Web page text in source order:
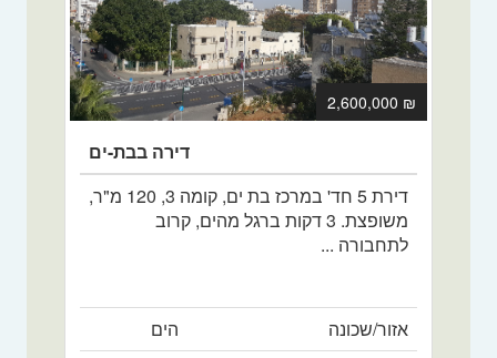
₪ 2,600,000
דירה בבת-ים
דירת 5 חד' במרכז בת ים, קומה 3, 120 מ"ר,
משופצת. 3 דקות ברגל מהים, קרוב
לתחבורה ...
אזור/שכונה
הים